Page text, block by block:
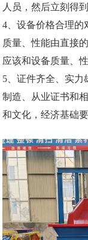
人员，然后立刻得
4、设备价格合理的
质量、性能由直接
应该和设备质量、
5、证件齐全、实力
制造、从业证书和
和文化，经济基础